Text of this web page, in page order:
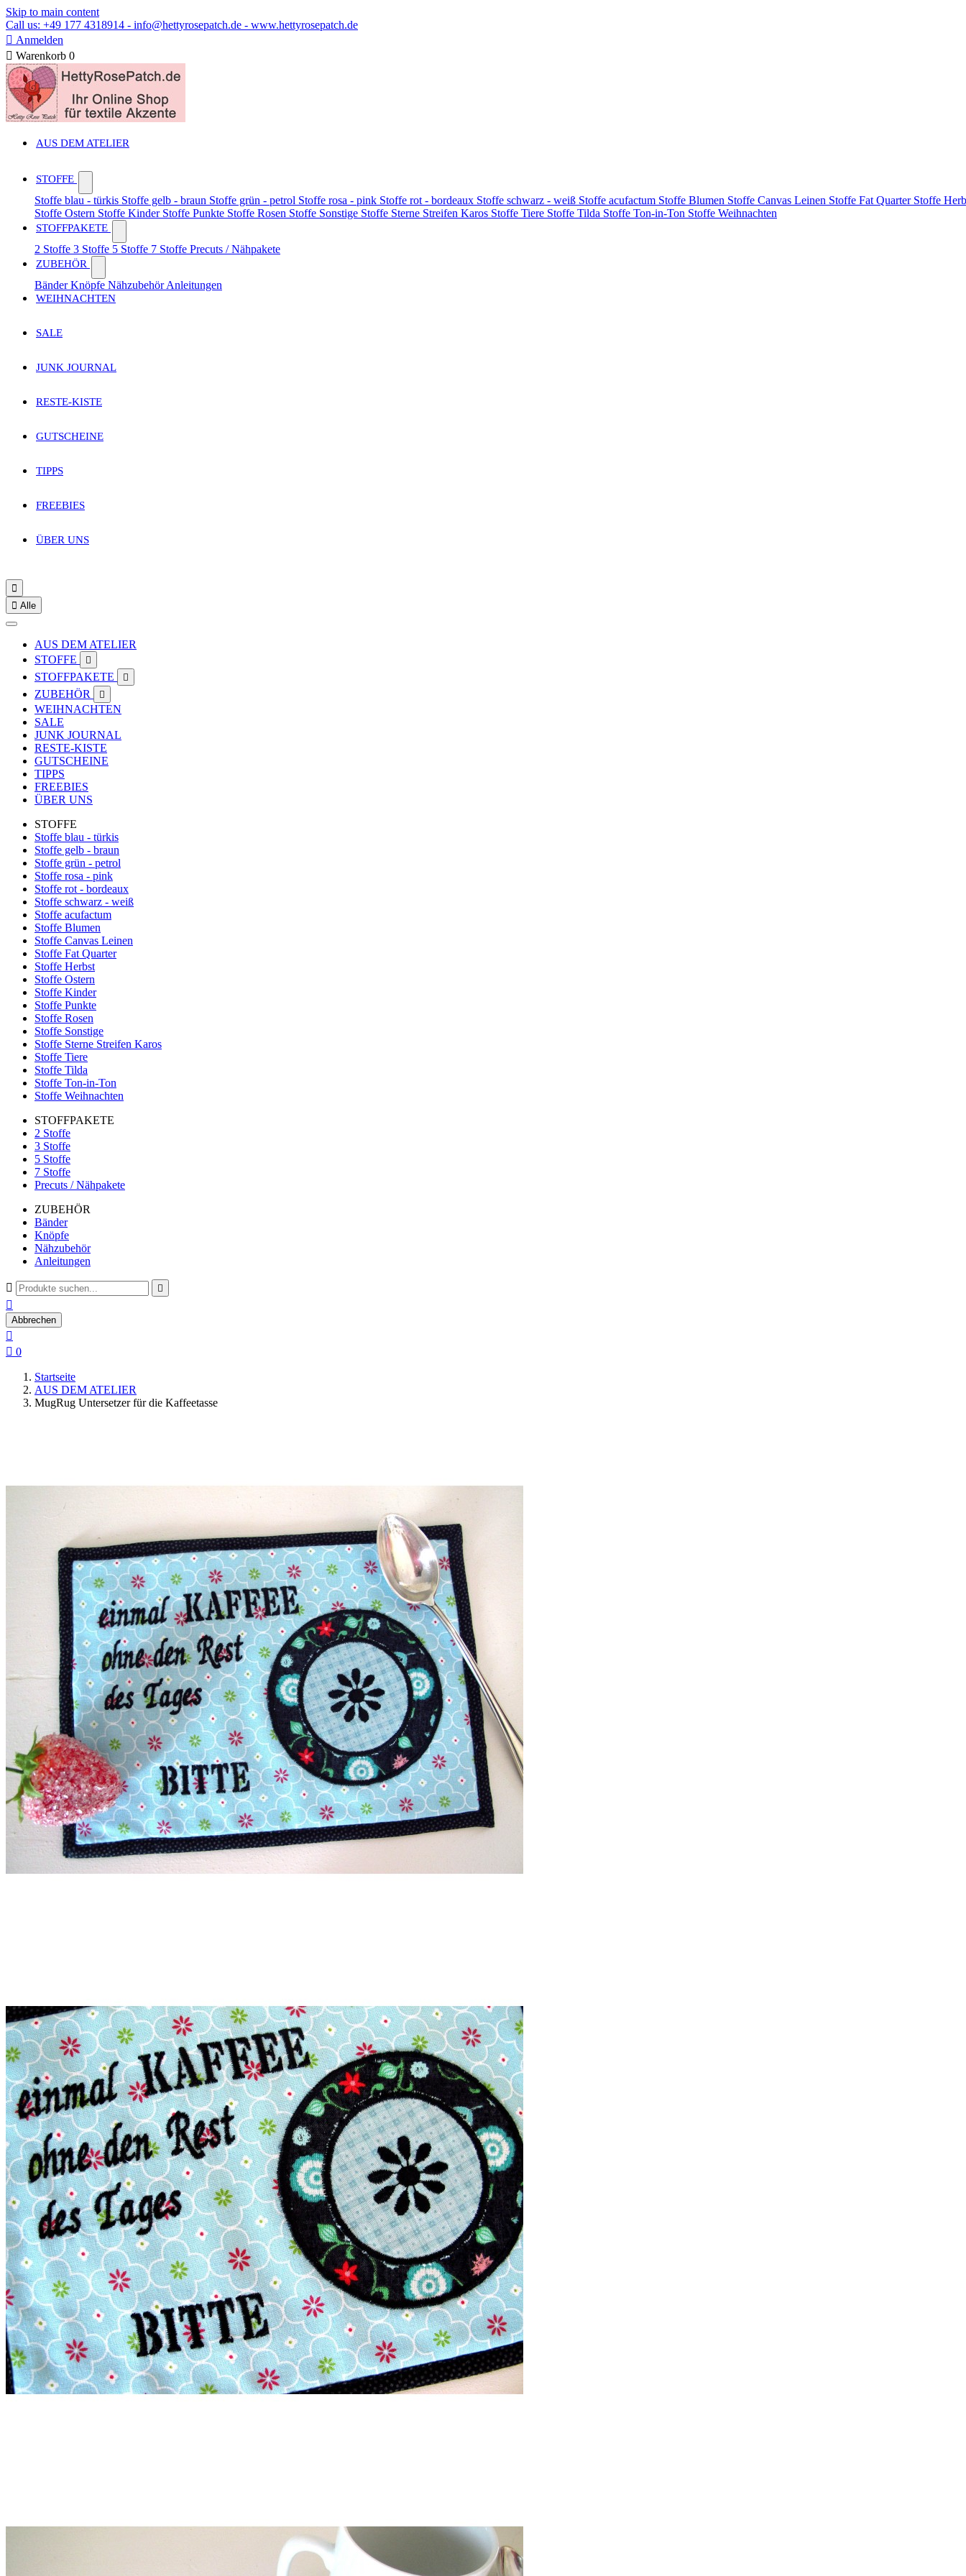
Skip to main content
Call us: +49 177 4318914 - info@hettyrosepatch.de - www.hettyrosepatch.de
 Anmelden
 Warenkorb 0
AUS DEM ATELIER
STOFFE
Stoffe blau - türkis Stoffe gelb - braun Stoffe grün - petrol Stoffe rosa - pink Stoffe rot - bordeaux Stoffe schwarz - weiß Stoffe acufactum Stoffe Blumen Stoffe Canvas Leinen Stoffe Fat Quarter Stoffe
Stoffe Ostern Stoffe Kinder Stoffe Punkte Stoffe Rosen Stoffe Sonstige Stoffe Sterne Streifen Karos Stoffe Tiere Stoffe Tilda Stoffe Ton-in-Ton Stoffe Weihnachten
STOFFPAKETE
2 Stoffe 3 Stoffe 5 Stoffe 7 Stoffe Precuts / Nähpakete
ZUBEHÖR
BänderKnöpfe NähzubehörAnleitungen
WEIHNACHTEN
SALE
JUNK JOURNAL
RESTE-KISTE
GUTSCHEINE
TIPPS
FREEBIES
ÜBER UNS

 Alle
AUS DEM ATELIER
STOFFE

STOFFPAKETE 
ZUBEHÖR 
WEIHNACHTEN
SALE
JUNK JOURNAL
RESTE-KISTE
GUTSCHEINE
TIPPS
FREEBIES
ÜBER UNS
STOFFE
Stoffe blau - türkis
Stoffe gelb - braun
Stoffe grün - petrol
Stoffe rosa - pink
Stoffe rot - bordeaux
Stoffe schwarz - weiß
Stoffe acufactum
Stoffe Blumen
Stoffe Canvas Leinen
Stoffe Fat Quarter
Stoffe Herbst
Stoffe Ostern
Stoffe Kinder
Stoffe Punkte
Stoffe Rosen
Stoffe Sonstige
Stoffe Sterne Streifen Karos
Stoffe Tiere
Stoffe Tilda
Stoffe Ton-in-Ton
Stoffe Weihnachten
STOFFPAKETE
2 Stoffe
3 Stoffe
5 Stoffe
7 Stoffe
Precuts / Nähpakete
ZUBEHÖR
Bänder
Knöpfe
Nähzubehör
Anleitungen
 

Abbrechen

 0
Startseite
AUS DEM ATELIER
MugRug Untersetzer für die Kaffeetasse